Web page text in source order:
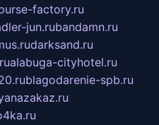
factory.ru
jun.rubandamn.ru
darksand.ru
alabuga-cityhotel.ru
blagodarenie-spb.ru